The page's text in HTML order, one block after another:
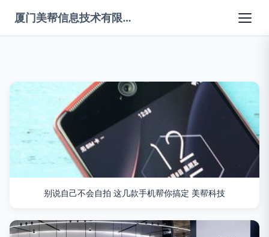
厦门美帮信息技术有限公司
别说自己不会自拍 这几款手机帮你搞定 美帮科技